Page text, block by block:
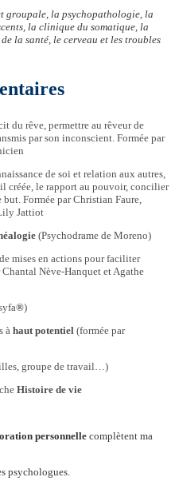
groupale, la psychopathologie, la
la clinique du somatique, la
la santé, le cerveau et les troubles
du rêve, permettre au rêveur de
par son inconscient. Formée par
de soi et relation aux autres,
créée, le rapport au pouvoir, concilier
Formée par Christian Faure,
Jattiot
(Psychodrame de Moreno)
mises en actions pour faciliter
Nève-Hanquet et Agathe
®)
à haut potentiel (formée par
groupe de travail…)
Histoire de vie
personnelle complètent ma
psychologues.